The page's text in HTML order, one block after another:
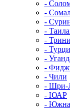
-
-
-
-
-
-
-
-
- Чили
- Шри-
- ЮАР
-